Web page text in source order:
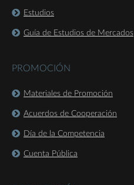
Estudios
Guía de Estudios de Mercados
PROMOCIÓN
Materiales de Promoción
Acuerdos de Cooperación
Día de la Competencia
Cuenta Pública